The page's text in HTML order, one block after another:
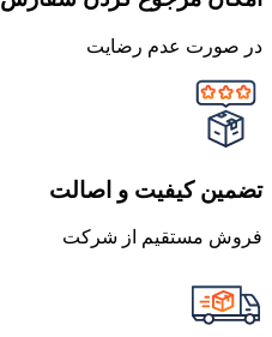
در صورت عدم رضایت
تضمین کیفیت و اصالت
فروش مستقیم از شرکت